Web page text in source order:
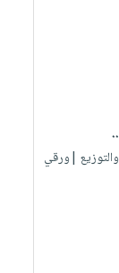
والتوزيع |ورقي